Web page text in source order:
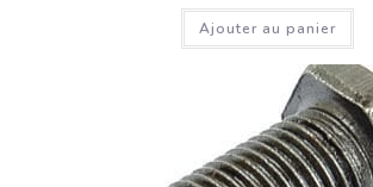
Ajouter au panier